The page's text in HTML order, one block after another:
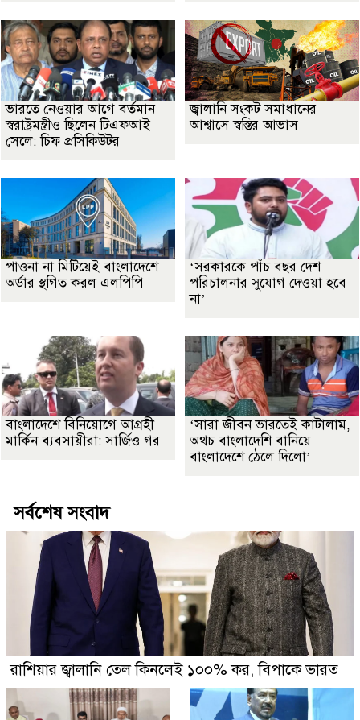
ভারতে নেওয়ার আগে বর্তমান
স্বরাষ্ট্রমন্ত্রীও ছিলেন টিএফআই
সেলে: চিফ প্রসিকিউটর
জ্বালানি সংকট সমাধানের
আশ্বাসে স্বস্তির আভাস
পাওনা না মিটিয়েই বাংলাদেশে
অর্ডার স্থগিত করল এলপিপি
‘সরকারকে পাঁচ বছর দেশ
পরিচালনার সুযোগ দেওয়া হবে
না’
বাংলাদেশে বিনিয়োগে আগ্রহী
মার্কিন ব্যবসায়ীরা: সার্জিও গর
‘সারা জীবন ভারতেই কাটালাম,
অথচ বাংলাদেশি বানিয়ে
বাংলাদেশে ঠেলে দিলো’
সর্বশেষ সংবাদ
রাশিয়ার জ্বালানি তেল কিনলেই ১০০% কর, বিপাকে ভারত